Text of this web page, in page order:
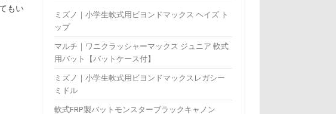
もい
ミズノ｜小学生軟式用ビヨンドマックス ヘイズ ト
ップ
マルチ｜ワニクラッシャーマックス ジュニア 軟式
用バット【バットケース付】
ミズノ｜小学生軟式用ビヨンドマックスレガシー
ミドル
軟式FRP製バットモンスターブラックキャノン